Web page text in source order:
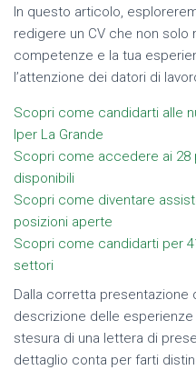
In questo articolo,
redigere un CV che non solo
competenze e la tua
l’attenzione dei datori di
Scopri come candidarti alle
Iper La Grande
Scopri come accedere ai 28
disponibili
Scopri come diventare
posizioni aperte
Scopri come candidarti per
settori
Dalla corretta presentazione
descrizione delle esperienze
stesura di una lettera di
dettaglio conta per farti